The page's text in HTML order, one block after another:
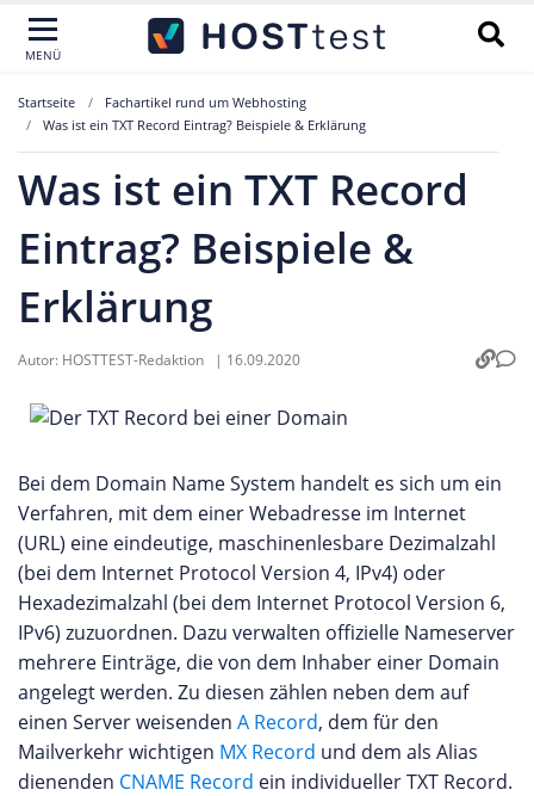
MENÜ
Startseite
Fachartikel rund um Webhosting
Was ist ein TXT Record Eintrag? Beispiele & Erklärung
Was ist ein TXT Record
Eintrag? Beispiele &
Erklärung
Autor: HOSTTEST-Redaktion | 16.09.2020
Bei dem Domain Name System handelt es sich um ein
Verfahren, mit dem einer Webadresse im Internet
(URL) eine eindeutige, maschinenlesbare Dezimalzahl
(bei dem Internet Protocol Version 4, IPv4) oder
Hexadezimalzahl (bei dem Internet Protocol Version 6,
IPv6) zuzuordnen. Dazu verwalten offizielle Nameserver
mehrere Einträge, die von dem Inhaber einer Domain
angelegt werden. Zu diesen zählen neben dem auf
einen Server weisenden A Record, dem für den
Mailverkehr wichtigen MX Record und dem als Alias
dienenden CNAME Record ein individueller TXT Record.